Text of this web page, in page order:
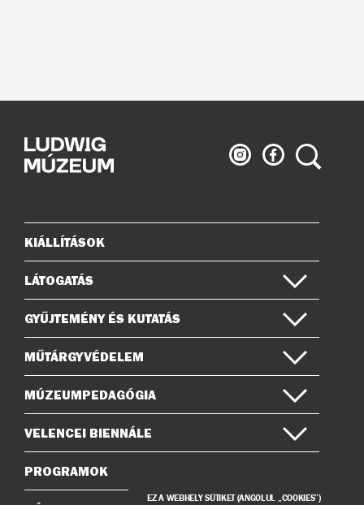
Ludwig
Múzeum
Ludwig
Múzeum
Keresés
Oldaltérkép
KIÁLLÍTÁSOK
LÁTOGATÁS
GYŰJTEMÉNY ÉS KUTATÁS
MŰTÁRGYVÉDELEM
MÚZEUMPEDAGÓGIA
VELENCEI BIENNÁLE
PROGRAMOK
EZ A WEBHELY SÜTIKET (ANGOLUL „COOKIES”)